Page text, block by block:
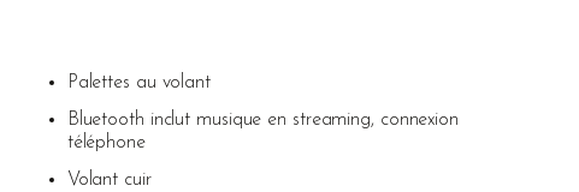
Palettes au volant
Bluetooth inclut musique en streaming, connexion
téléphone
Volant cuir